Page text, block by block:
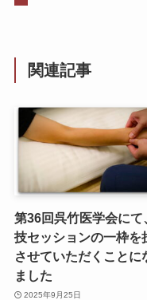
関連記事
第36回呉竹医学会にて
技セッションの一枠を
させていただくことに
ました
2025年9月25日